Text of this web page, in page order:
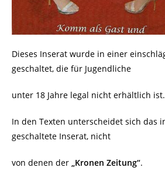
Dieses Inserat wurde in einer
geschaltet, die für Jugendliche
unter 18 Jahre legal nicht erhältlich ist.
In den Texten unterscheidet sich das
geschaltete Inserat, nicht
von denen der „Kronen Zeitung“.